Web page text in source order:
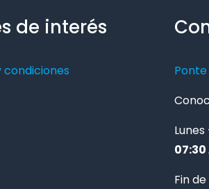
de interés
condiciones
Lunes
07:30
Fin